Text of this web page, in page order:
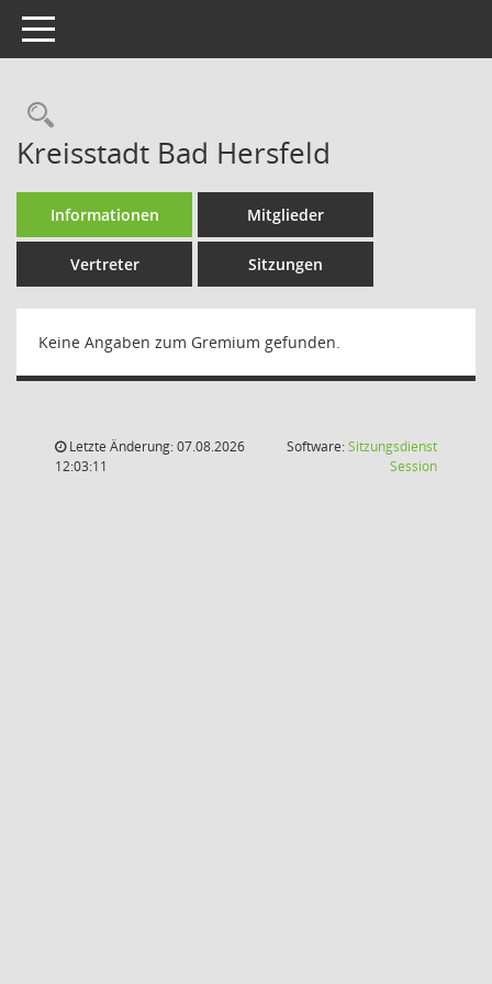
Toggle navigation
Rechercheauswahl
Kreisstadt Bad Hersfeld
Informationen Mitglieder
Vertreter Sitzungen
Keine Angaben zum Gremium gefunden.
Letzte Änderung: 07.08.2026
12:03:11
Software:Sitzungsdienst
Session(Wird in